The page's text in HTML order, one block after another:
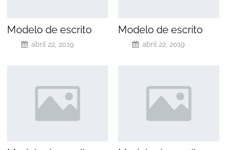
Modelo de escrito
abril 22, 2019
Modelo de escrito
abril 22, 2019